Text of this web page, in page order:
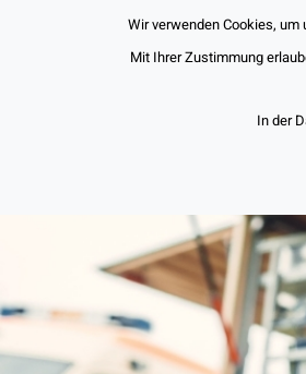
Wir verwenden Cookies,
Mit Ihrer Zustimmung
In der